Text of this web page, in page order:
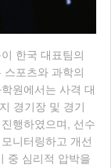
한국 대표팀의
포츠와 과학의
원에서는 사격 대
경기장 및 경기
행하였으며, 선수
니터링하고 개선
중 심리적 압박을